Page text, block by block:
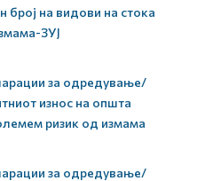
број на видови на стока
ЗУЈ
за одредување/
износ на општа
ризик од измама
за одредување/